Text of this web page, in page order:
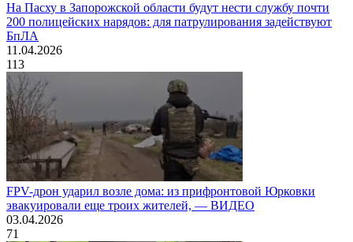
На Пасху в Запорожской области будут нести службу почти
200 полицейских нарядов: для патрулирования задействуют
БпЛА
11.04.2026
113
FPV-дрон ударил возле дома: из прифронтовой Юрковки
эвакуировали еще троих жителей, — ВИДЕО
03.04.2026
71